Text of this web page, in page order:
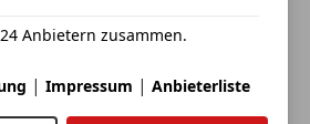
schwarz inklusive Porsche
(PDLS)
Anbietern zusammen.
| Impressum | Anbieterliste